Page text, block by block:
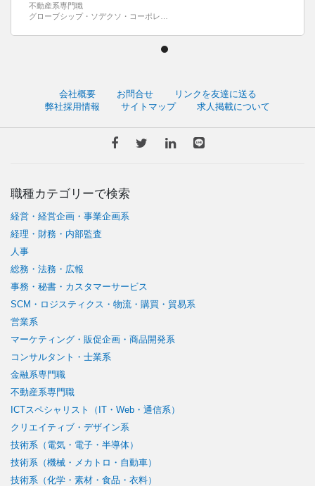
不動産系専門職
会社概要 お問合せ
リンクを友達に送る
弊社採用情報
サイトマップ 求人掲載について
職種カテゴリーで検索
経営・経営企画・事業企画系
経理・財務・内部監査
人事
総務・法務・広報
事務・秘書・カスタマーサービス
SCM・ロジスティクス・物流・購買・貿易系
営業系
マーケティング・販促企画・商品開発系
コンサルタント・士業系
金融系専門職
不動産系専門職
ICTスペシャリスト（IT・Web・通信系）
クリエイティブ・デザイン系
技術系（電気・電子・半導体）
技術系（機械・メカトロ・自動車）
技術系（化学・素材・食品・衣料）